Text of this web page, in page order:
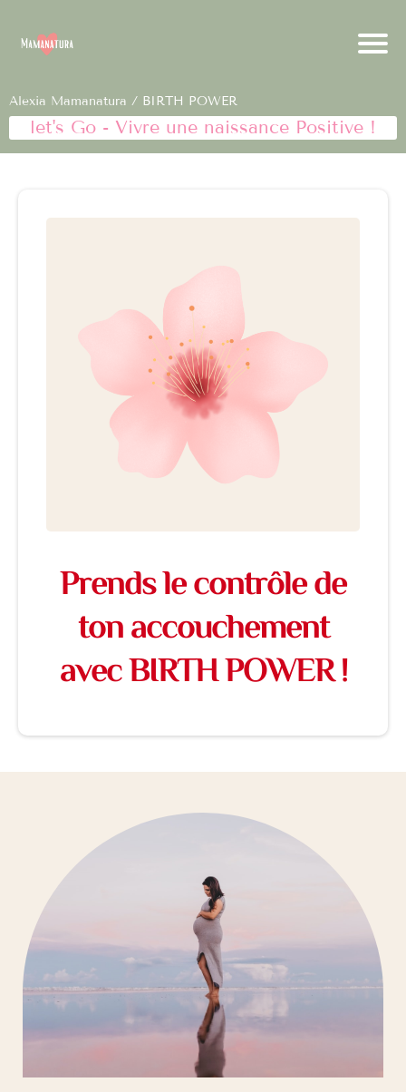
Alexia Mamanatura / BIRTH POWER
let's Go - Vivre une naissance Positive !
Prends le contrôle de
ton accouchement
avec BIRTH POWER !